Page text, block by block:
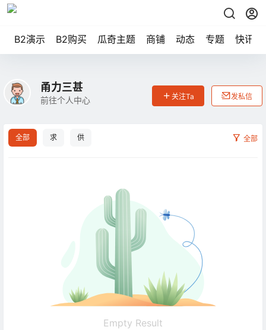
B2演示 B2购买 瓜奇主题 商铺 动态 专题 快讯
甬力三甚
前往个人中心 关注Ta 发私信
全部 求 供 全部
Empty Result